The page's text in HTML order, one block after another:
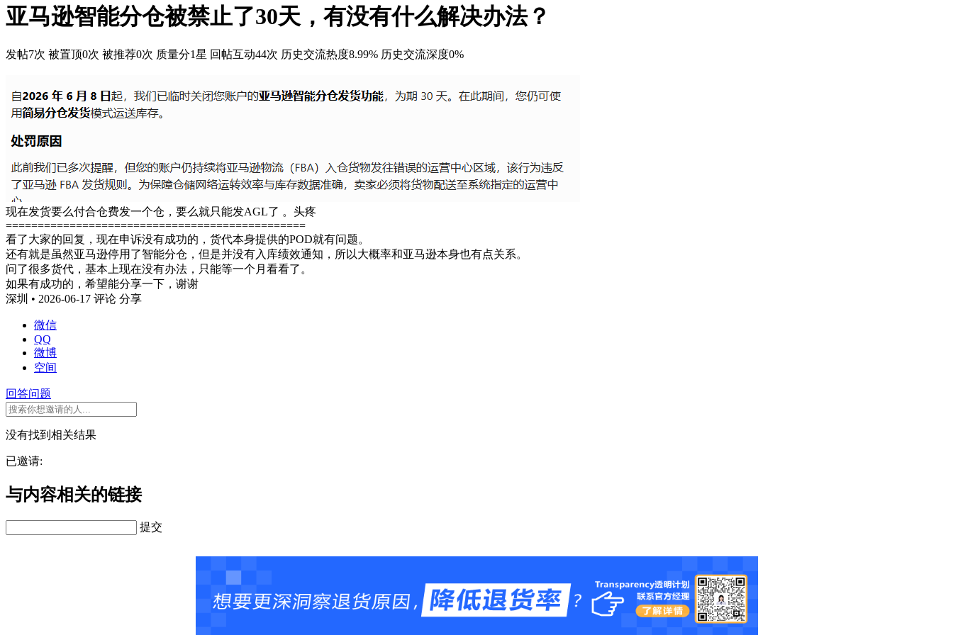
亚马逊智能分仓被禁止了30天，有没有什么解决办法？
发帖7次 被置顶0次 被推荐0次 质量分1星 回帖互动44次 历史交流热度8.99% 历史交流深度0%
现在发货要么付合仓费发一个仓，要么就只能发AGL了 。头疼
===============================================
看了大家的回复，现在申诉没有成功的，货代本身提供的POD就有问题。
还有就是虽然亚马逊停用了智能分仓，但是并没有入库绩效通知，所以大概率和亚马逊本身也有点关系。
问了很多货代，基本上现在没有办法，只能等一个月看看了。
如果有成功的，希望能分享一下，谢谢
深圳 • 2026-06-17 评论 分享
微信
QQ
微博
空间
回答问题
没有找到相关结果
已邀请:
与内容相关的链接
提交